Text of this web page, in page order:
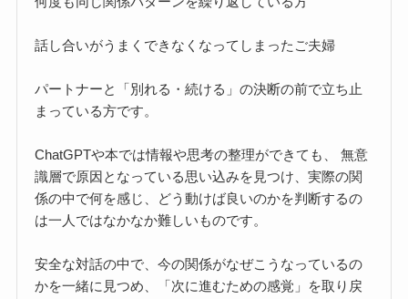
話し合いがうまくできなくなってしまったご夫婦
パートナーと「別れる・続ける」の決断の前で立ち止
まっている方です。
ChatGPTや本では情報や思考の整理ができても、 無意
識層で原因となっている思い込みを見つけ、実際の関
係の中で何を感じ、どう動けば良いのかを判断するの
は一人ではなかなか難しいものです。
安全な対話の中で、今の関係がなぜこうなっているの
かを一緒に見つめ、「次に進むための感覚」を取り戻